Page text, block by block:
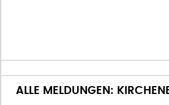
ALLE MELDUNGEN: